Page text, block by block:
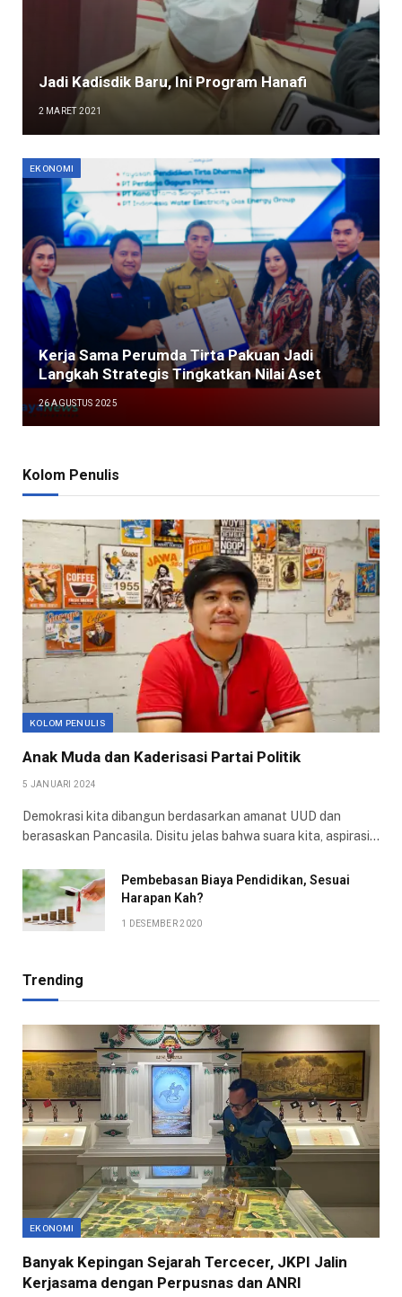
Jadi Kadisdik Baru, Ini Program Hanafi
2 MARET 2021
EKONOMI
Kerja Sama Perumda Tirta Pakuan Jadi
Langkah Strategis Tingkatkan Nilai Aset
26 AGUSTUS 2025
Kolom Penulis
KOLOM PENULIS
Anak Muda dan Kaderisasi Partai Politik
5 JANUARI 2024
Demokrasi kita dibangun berdasarkan amanat UUD dan
berasaskan Pancasila. Disitu jelas bahwa suara kita, aspirasi…
Pembebasan Biaya Pendidikan, Sesuai
Harapan Kah?
1 DESEMBER 2020
Trending
EKONOMI
Banyak Kepingan Sejarah Tercecer, JKPI Jalin
Kerjasama dengan Perpusnas dan ANRI